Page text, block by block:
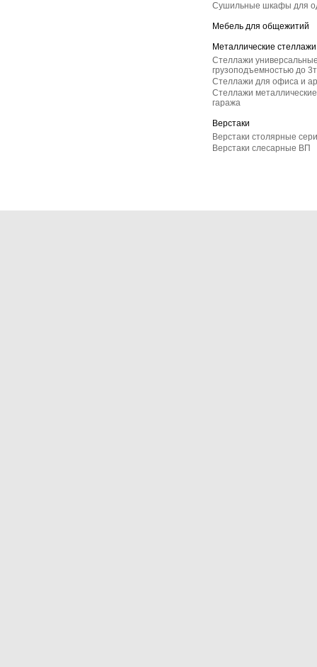
Сушильные шкафы для
Мебель для общежитий
Металлические стеллажи
Стеллажи
грузоподъемностью до
Стеллажи для офиса и
Стеллажи
гаража
Верстаки
Верстаки столярные
Верстаки слесарные ВП